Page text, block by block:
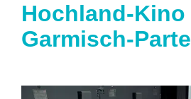
Hochland-Kino
Garmisch-